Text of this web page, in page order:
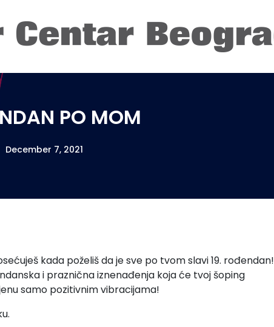
PO MOM
December 7, 2021
kada poželiš da je sve po tvom slavi 19. rođendan!
i praznična iznenađenja koja će tvoj šoping
samo pozitivnim vibracijama!